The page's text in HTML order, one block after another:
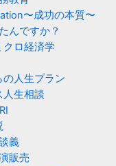
〜成功の本質〜
んですか？
クロ経済学
人生プラン
人生相談
義
販売